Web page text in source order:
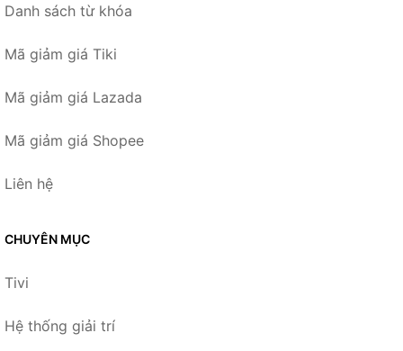
Danh sách từ khóa
Mã giảm giá Tiki
Mã giảm giá Lazada
Mã giảm giá Shopee
Liên hệ
CHUYÊN MỤC
Tivi
Hệ thống giải trí